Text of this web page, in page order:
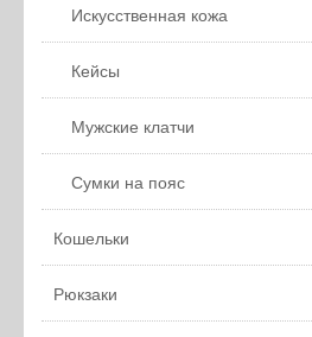
Искусственная кожа
Кейсы
Мужские клатчи
Сумки на пояс
Кошельки
Рюкзаки